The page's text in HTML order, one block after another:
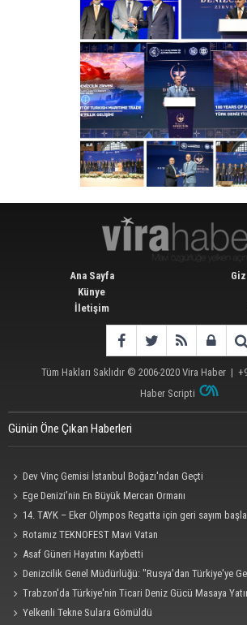
Ana Sayfa
Künye
İletişim
Tüm Hakları Saklıdır © 2006-2020 Vira Haber |
Haber Scripti
Günün Öne Çıkan Haberleri
Dev Vinç Gemisi İstanbul Boğazı'ndan Geçti
Ege Denizi’nin En Büyük Mercan Ormanı
14. TAYK – Eker Olympos Regatta için geri sayım
Rotamız TEKNOFEST Mavi Vatan
Asaf Güneri Hayatını Kaybetti
Denizcilik Genel Müdürlüğü: "Rusya'dan Türkiye'ye
Saldırısına Uğradı"
Trabzon'da Türkiye'nin Ticari Deniz Gücü Masaya
Yelkenli Tekne Sulara Gömüldü